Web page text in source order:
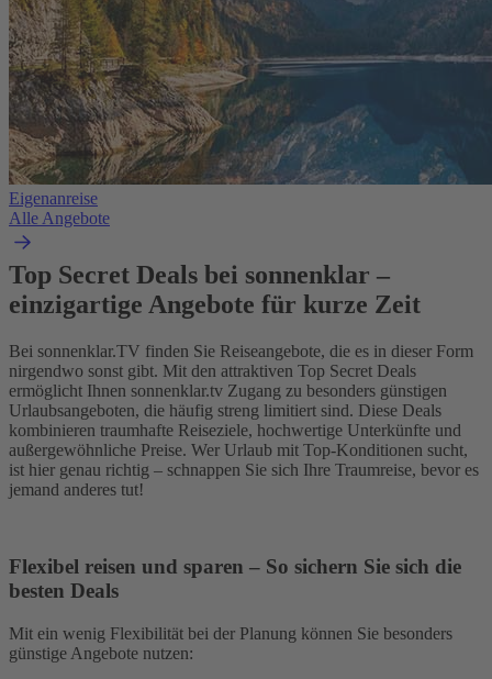
Eigenanreise
Alle Angebote
Top Secret Deals bei sonnenklar –
einzigartige Angebote für kurze Zeit
Bei sonnenklar.TV finden Sie Reiseangebote, die es in dieser Form
nirgendwo sonst gibt. Mit den attraktiven Top Secret Deals
ermöglicht Ihnen sonnenklar.tv Zugang zu besonders günstigen
Urlaubsangeboten, die häufig streng limitiert sind. Diese Deals
kombinieren traumhafte Reiseziele, hochwertige Unterkünfte und
außergewöhnliche Preise. Wer Urlaub mit Top-Konditionen sucht,
ist hier genau richtig – schnappen Sie sich Ihre Traumreise, bevor es
jemand anderes tut!
Flexibel reisen und sparen – So sichern Sie sich die
besten Deals
Mit ein wenig Flexibilität bei der Planung können Sie besonders
günstige Angebote nutzen: